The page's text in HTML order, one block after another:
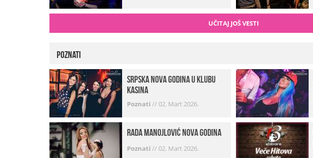
UČITAJ JOŠ VESTI
Poznati
Srpska Nova godina u klubu
Kasina
Poznati //02. Mart 2026.
Rada Manojlović Nova godina
Poznati //02. Mart 2026.